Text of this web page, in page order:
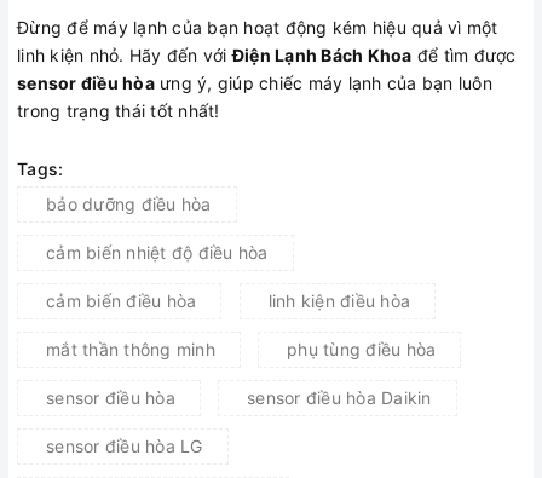
Đừng để máy lạnh của bạn hoạt động kém hiệu quả vì một
linh kiện nhỏ. Hãy đến vớiĐiện Lạnh Bách Khoa để tìm được
sensor điều hòaưng ý, giúp chiếc máy lạnh của bạn luôn
trong trạng thái tốt nhất!
Tags:
bảo dưỡng điều hòa
cảm biến nhiệt độ điều hòa
cảm biến điều hòa linh kiện điều hòa
mắt thần thông minh phụ tùng điều hòa
sensor điều hòa sensor điều hòa Daikin
sensor điều hòa LG